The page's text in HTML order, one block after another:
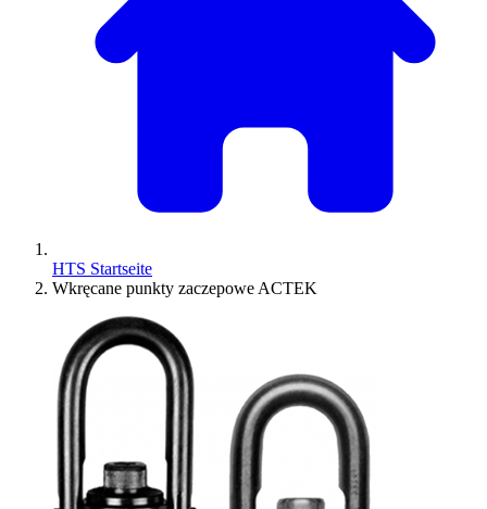
HTS Startseite
Wkręcane punkty zaczepowe ACTEK